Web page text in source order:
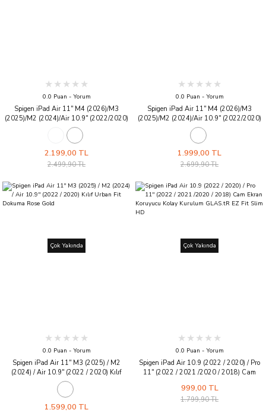
0.0 Puan - Yorum
Spigen iPad Air 11'' M4 (2026)/M3
(2025)/M2 (2024)/Air 10.9'' (2022/2020)
ile Uyumlu Kılıf Ultra Hybrid Pro Lavender
2.199,00 TL
2.499,90 TL
0.0 Puan - Yorum
Spigen iPad Air 11'' M4 (2026)/M3
(2025)/M2 (2024)/Air 10.9'' (2022/2020)
ile Uyumlu Kılıf Smart Fold Black
1.999,00 TL
2.699,90 TL
Çok Yakında
0.0 Puan - Yorum
Spigen iPad Air 11'' M3 (2025) / M2
(2024) / Air 10.9'' (2022 / 2020) Kılıf
Urban Fit Dokuma Rose Gold
1.599,00 TL
Çok Yakında
0.0 Puan - Yorum
Spigen iPad Air 10.9 (2022 / 2020) / Pro
11'' (2022 / 2021 /2020 / 2018) Cam
EZ Fit Slim HD
999,00 TL
1.799,90 TL